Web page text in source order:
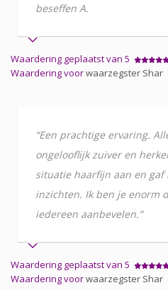
beseffen A.
Waardering geplaatst van 5
Waardering voorwaarzegster Shar
“Een prachtige ervaring.
ongelooflijk zuiver en
situatie haarfijn aan en
inzichten. Ik ben je enorm
iedereen aanbevelen.”
Waardering geplaatst van 5
Waardering voorwaarzegster Shar